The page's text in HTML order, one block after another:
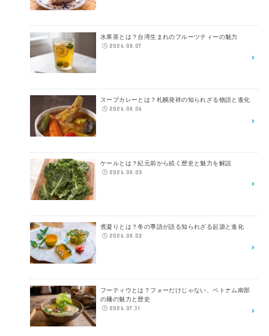
水果茶とは？台湾生まれのフルーツティーの魅力
2026.08.07
スープカレーとは？札幌発祥の知られざる物語と進化
2026.08.06
ケールとは？紀元前から続く歴史と魅力を解説
2026.08.05
煮凝りとは？冬の季語が語る知られざる起源と進化
2026.08.02
フーティウとは？フォーだけじゃない、ベトナム南部
の麺の魅力と歴史
2026.07.31